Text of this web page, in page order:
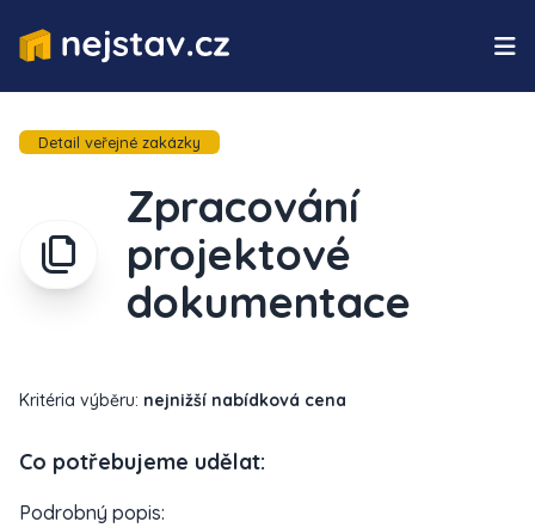
Detail veřejné zakázky
Zpracování
projektové
dokumentace
Kritéria výběru: nejnižší nabídková cena
Co potřebujeme udělat:
Podrobný popis: